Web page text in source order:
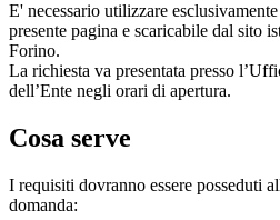
E' necessario utilizzare
presente pagina e scaricabile dal sito
Forino.
La richiesta va presentata presso
dell’Ente negli orari di apertura.
Cosa serve
I requisiti dovranno essere posseduti
domanda: